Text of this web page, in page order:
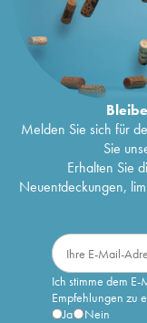
Melden Sie sich für
Sie
Erhalten Sie
Neuentdeckungen,
Ich stimme dem
Empfehlungen zu
Ja
Nein